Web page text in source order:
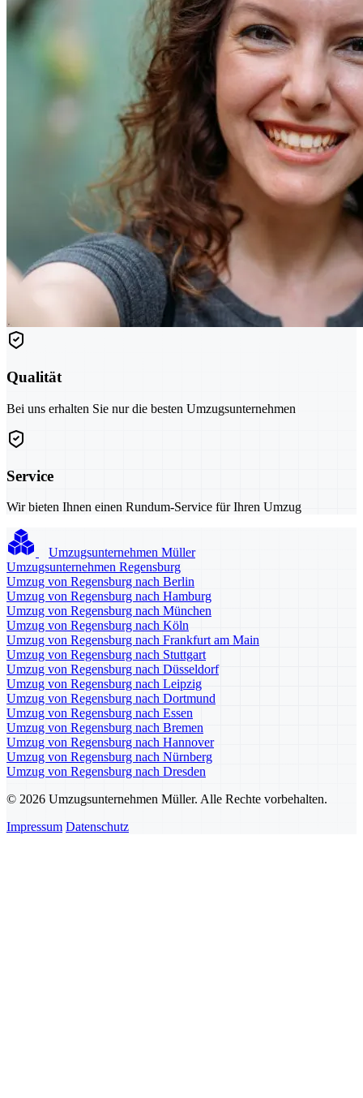
Qualität
Bei uns erhalten Sie nur die besten Umzugsunternehmen
Service
Wir bieten Ihnen einen Rundum-Service für Ihren Umzug
Umzugsunternehmen Müller
Umzugsunternehmen Regensburg
Umzug von Regensburg nach Berlin
Umzug von Regensburg nach Hamburg
Umzug von Regensburg nach München
Umzug von Regensburg nach Köln
Umzug von Regensburg nach Frankfurt am Main
Umzug von Regensburg nach Stuttgart
Umzug von Regensburg nach Düsseldorf
Umzug von Regensburg nach Leipzig
Umzug von Regensburg nach Dortmund
Umzug von Regensburg nach Essen
Umzug von Regensburg nach Bremen
Umzug von Regensburg nach Hannover
Umzug von Regensburg nach Nürnberg
Umzug von Regensburg nach Dresden
© 2026 Umzugsunternehmen Müller. Alle Rechte vorbehalten.
Impressum Datenschutz